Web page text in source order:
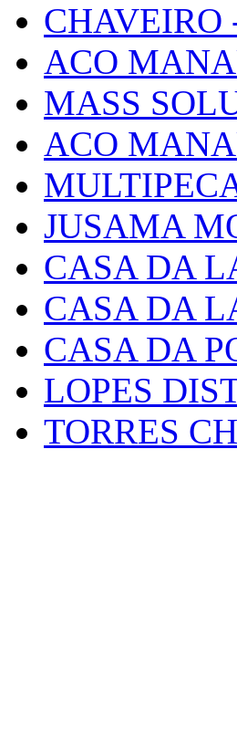
CHAVEIRO
ACO
MASS
ACO
JUSAMA
CASA DA
CASA DA
CASA DA
LOPES
TORRES